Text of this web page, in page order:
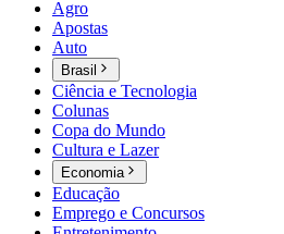
Agro
Apostas
Auto
Brasil
Ciência e Tecnologia
Colunas
Copa do Mundo
Cultura e Lazer
Economia
Educação
Emprego e Concursos